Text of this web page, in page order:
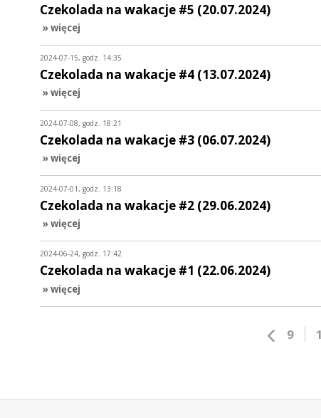
Czekolada na wakacje #5 (20.07.2024)
» więcej
2024-07-15, godz. 14:35
Czekolada na wakacje #4 (13.07.2024)
» więcej
2024-07-08, godz. 18:21
Czekolada na wakacje #3 (06.07.2024)
» więcej
2024-07-01, godz. 13:18
Czekolada na wakacje #2 (29.06.2024)
» więcej
2024-06-24, godz. 17:42
Czekolada na wakacje #1 (22.06.2024)
» więcej
9